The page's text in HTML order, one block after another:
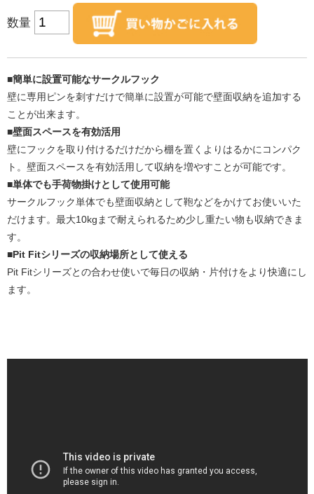
数量
■簡単に設置可能なサークルフック
壁に専用ピンを刺すだけで簡単に設置が可能で壁面収納を追加する
ことが出来ます。
■壁面スペースを有効活用
壁にフックを取り付けるだけだから棚を置くよりはるかにコンパク
ト。壁面スペースを有効活用して収納を増やすことが可能です。
■単体でも手荷物掛けとして使用可能
サークルフック単体でも壁面収納として鞄などをかけてお使いいた
だけます。最大10kgまで耐えられるため少し重たい物も収納できま
す。
■Pit Fitシリーズの収納場所として使える
Pit Fitシリーズとの合わせ使いで毎日の収納・片付けをより快適にし
ます。